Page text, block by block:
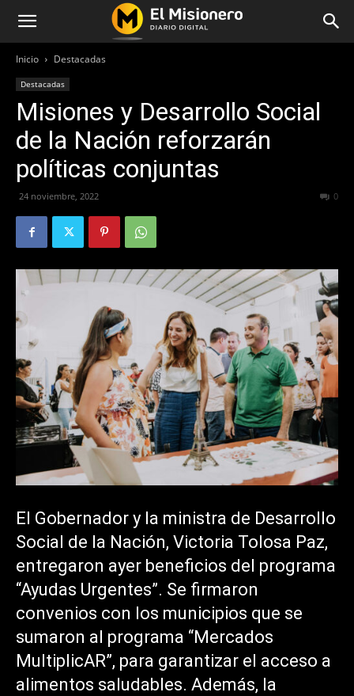
Inicio Destacadas
Destacadas
Misiones y Desarrollo Social
de la Nación reforzarán
políticas conjuntas
24 noviembre, 2022 0
El Gobernador y la ministra de Desarrollo
Social de la Nación, Victoria Tolosa Paz,
entregaron ayer beneficios del programa
“Ayudas Urgentes”. Se firmaron
convenios con los municipios que se
sumaron al programa “Mercados
MultiplicAR”, para garantizar el acceso a
alimentos saludables. Además, la